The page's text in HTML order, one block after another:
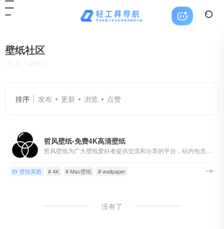
壁纸社区
排序 发布 更新 浏览 点赞
哲风壁纸-免费4K高清壁纸
壁纸美图 # 4K # Mac壁纸 # wallpaper
没有了